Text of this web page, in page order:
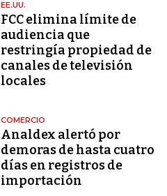
EE.UU.
FCC elimina límite de
audiencia que
restringía propiedad de
canales de televisión
locales
COMERCIO
Analdex alertó por
demoras de hasta cuatro
días en registros de
importación